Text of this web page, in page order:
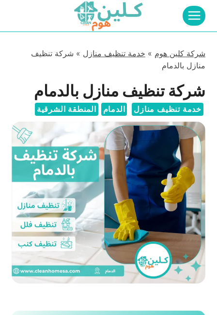
التجاوز
المحتوى
شركة كلين هوم » خدمة تنظيف منازل » شركة تنظيف
منازل بالدمام
شركة تنظيف منازل بالدمام
خدمة تنظيف منازل الدمام المنطقة الشرقية